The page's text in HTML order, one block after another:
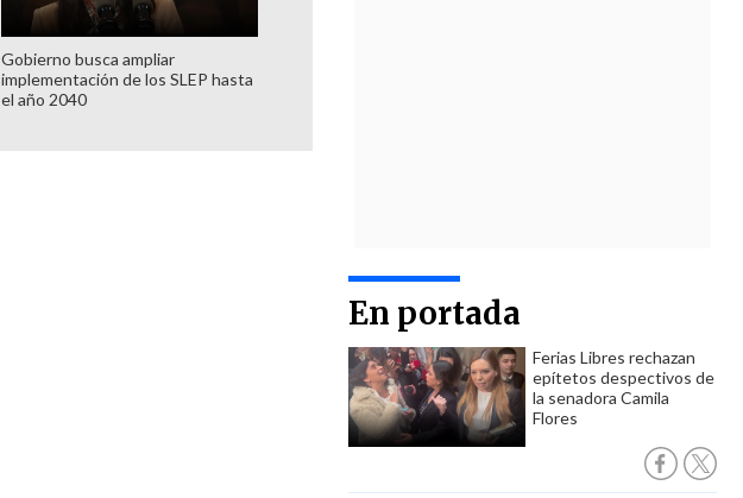
En portada
Ferias Libres rechazan
epítetos despectivos de
la senadora Camila
Flores
Gobierno busca ampliar
implementación de los SLEP hasta
el año 2040